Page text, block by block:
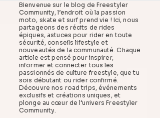
Bienvenue sur le blog de Freestyler
Community, l’endroit où la passion
moto, skate et surf prend vie ! Ici, nous
partageons des récits de rides
épiques, astuces pour rider en toute
sécurité, conseils lifestyle et
nouveautés de la communauté. Chaque
article est pensé pour inspirer,
informer et connecter tous les
passionnés de culture freestyle, que tu
sois débutant ou rider confirmé.
Découvre nos road trips, événements
exclusifs et créations uniques, et
plonge au cœur de l’univers Freestyler
Community.